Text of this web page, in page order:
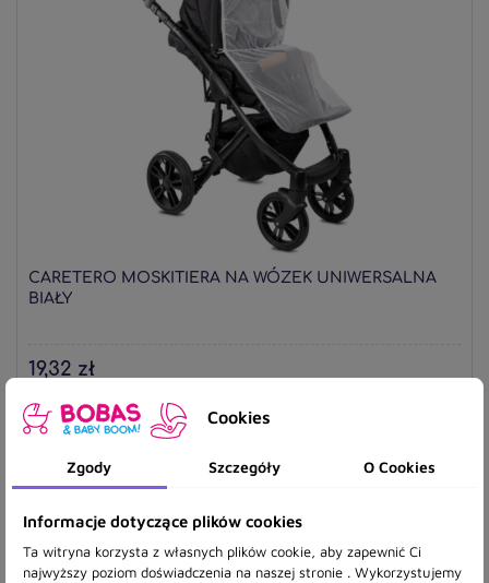
CARETERO MOSKITIERA NA WÓZEK UNIWERSALNA
BIAŁY
19,32 zł
Cookies
Zgody Szczegóły O Cookies
Informacje dotyczące plików cookies
Ta witryna korzysta z własnych plików cookie, aby zapewnić Ci
najwyższy poziom doświadczenia na naszej stronie . Wykorzystujemy